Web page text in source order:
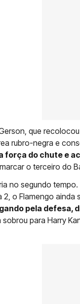
que
rubro-negra e
força do chute e
o terceiro do
no segundo
2, o Flamengo
pela defesa,
para Harry